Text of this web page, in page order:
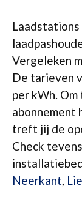
Vergeleken
De tarieven
per kWh.
abonnement
treft jij de
Check
Neerkant,